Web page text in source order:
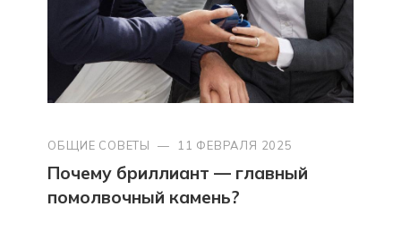
ОБЩИЕ СОВЕТЫ — 11 ФЕВРАЛЯ 2025
Почему бриллиант — главный
помолвочный камень?